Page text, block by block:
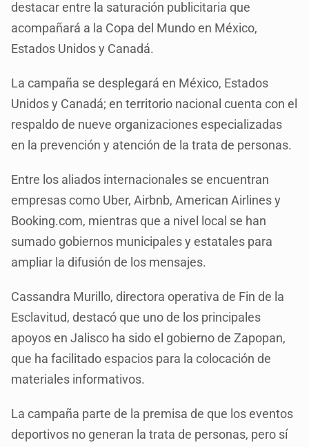
destacar entre la saturación publicitaria que
acompañará a la Copa del Mundo en México,
Estados Unidos y Canadá.
La campaña se desplegará en México, Estados
Unidos y Canadá; en territorio nacional cuenta con el
respaldo de nueve organizaciones especializadas
en la prevención y atención de la trata de personas.
Entre los aliados internacionales se encuentran
empresas como Uber, Airbnb, American Airlines y
Booking.com, mientras que a nivel local se han
sumado gobiernos municipales y estatales para
ampliar la difusión de los mensajes.
Cassandra Murillo, directora operativa de Fin de la
Esclavitud, destacó que uno de los principales
apoyos en Jalisco ha sido el gobierno de Zapopan,
que ha facilitado espacios para la colocación de
materiales informativos.
La campaña parte de la premisa de que los eventos
deportivos no generan la trata de personas, pero sí